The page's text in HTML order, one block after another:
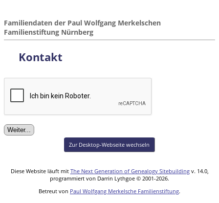
Familiendaten der Paul Wolfgang Merkelschen
Familienstiftung Nürnberg
Kontakt
Zur Desktop-Webseite wechseln
Diese Website läuft mit The Next Generation of Genealogy Sitebuildingv. 14.0,
programmiert von Darrin Lythgoe © 2001-2026.
Betreut von Paul Wolfgang Merkelsche Familienstiftung.